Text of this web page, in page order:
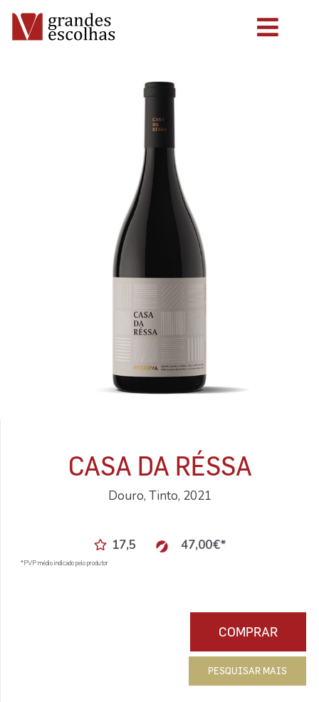
CASA DA RÉSSA
Douro, Tinto, 2021
17,5 47,00€*
*PVP médio indicado pelo produtor
COMPRAR
PESQUISAR MAIS